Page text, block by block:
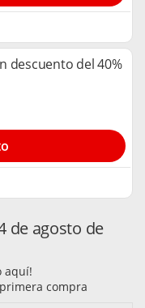
descuento del 40%
de agosto de
aquí!
compra